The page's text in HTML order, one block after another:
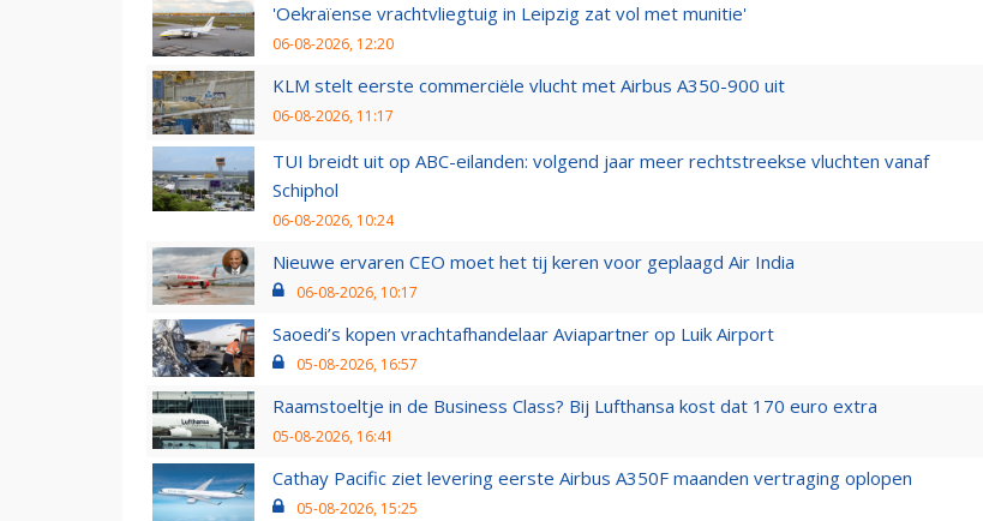
'Oekraïense vrachtvliegtuig in Leipzig zat vol met munitie'
06-08-2026, 12:20
KLM stelt eerste commerciële vlucht met Airbus A350-900 uit
06-08-2026, 11:17
TUI breidt uit op ABC-eilanden: volgend jaar meer rechtstreekse vluchten vanaf
Schiphol
06-08-2026, 10:24
Nieuwe ervaren CEO moet het tij keren voor geplaagd Air India
06-08-2026, 10:17
Saoedi’s kopen vrachtafhandelaar Aviapartner op Luik Airport
05-08-2026, 16:57
Raamstoeltje in de Business Class? Bij Lufthansa kost dat 170 euro extra
05-08-2026, 16:41
Cathay Pacific ziet levering eerste Airbus A350F maanden vertraging oplopen
05-08-2026, 15:25